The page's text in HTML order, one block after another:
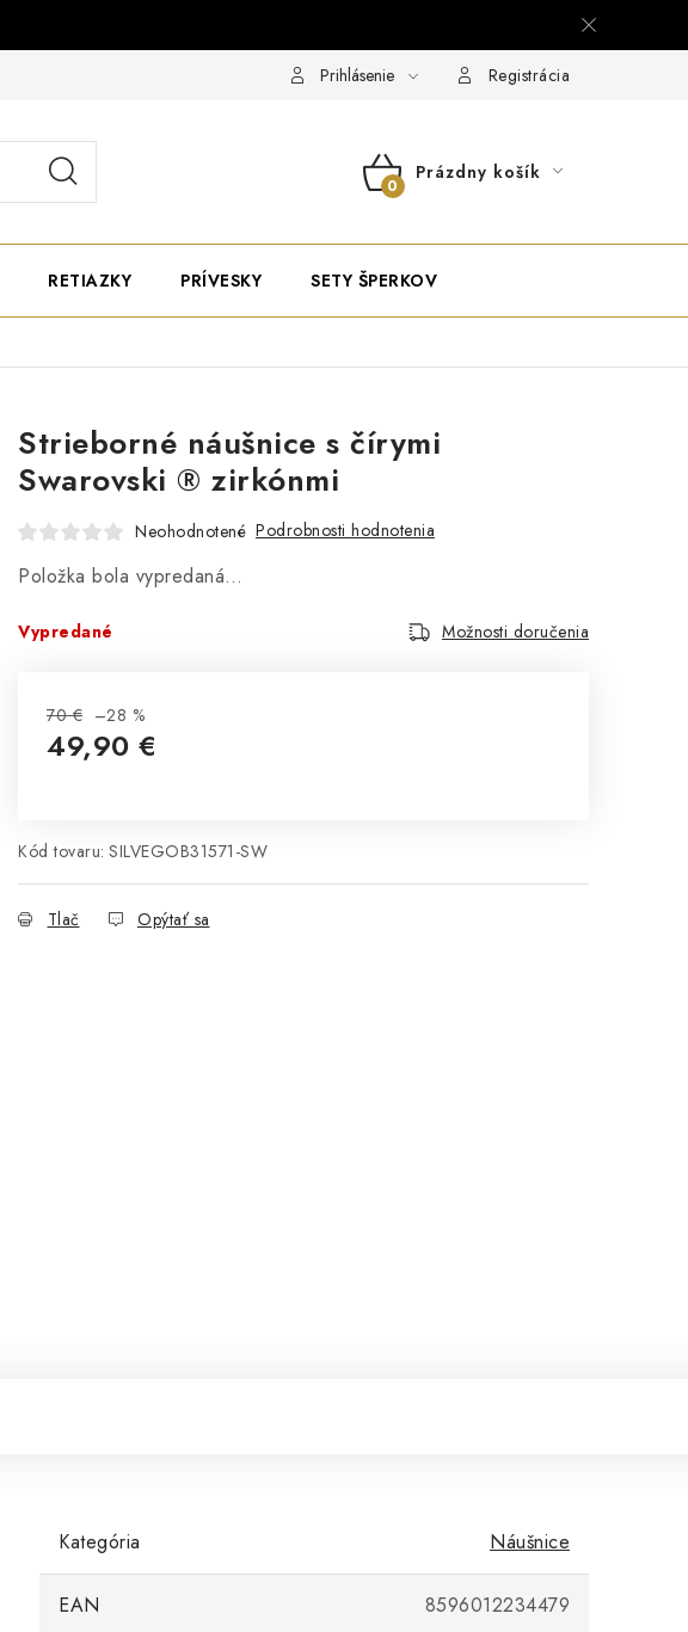
Prihlásenie Registrácia
NÁKUPNÝ
Prázdny košík
RETIAZKY PRÍVESKY SETY ŠPERKOV
Strieborné náušnice s čírymi
Swarovski ® zirkónmi
Neohodnotené Podrobnosti hodnotenia
Položka bola vypredaná…
Vypredané Možnosti doručenia
70 € –28 %
49,90 €
Kód tovaru: SILVEGOB31571-SW
Tlač Opýtať sa
Kategória Náušnice
EAN 8596012234479